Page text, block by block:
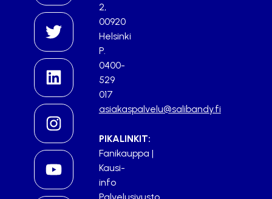
2,
00920
Helsinki
P.
0400-
529
017
asiakaspalvelu@salibandy.fi
PIKALINKIT:
Fanikauppa |
Kausi-
info
Palvelusivusto